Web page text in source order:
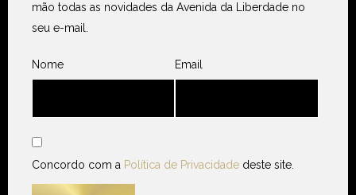
mão todas as novidades da Avenida da Liberdade no
seu e-mail.
Nome Email
Concordo com a Política de Privacidade deste site.